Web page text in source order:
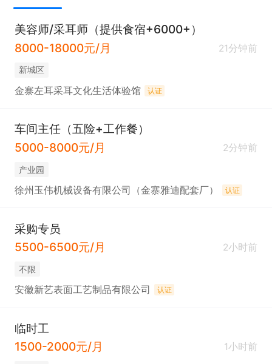
美容师/采耳师（提供食宿+6000+）
8000-18000元/月
21分钟前
新城区
金寨左耳采耳文化生活体验馆 认证
车间主任（五险+工作餐）
5000-8000元/月
2分钟前
产业园
徐州玉伟机械设备有限公司（金寨雅迪配套厂） 认证
采购专员
5500-6500元/月
2小时前
不限
安徽新艺表面工艺制品有限公司 认证
临时工
1500-2000元/月
1小时前